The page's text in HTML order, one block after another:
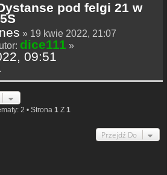
pod felgi 21 w
» 19 kwie 2022, 21:07
dice111 »
09:51
2 • Strona 1 Z 1
Przejdź Do